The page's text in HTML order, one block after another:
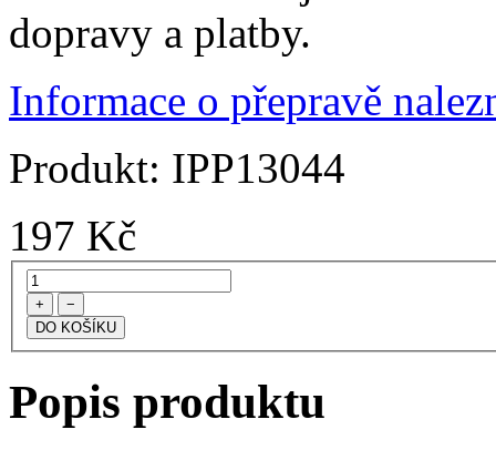
dopravy a platby.
Informace o přepravě
Produkt: IPP13044
197 Kč
+ −
Popis produktu